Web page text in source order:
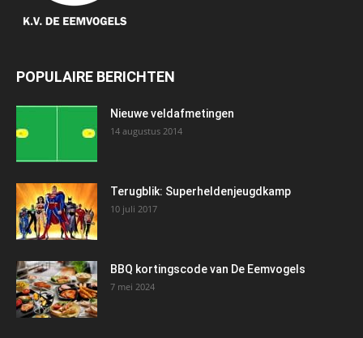
POPULAIRE BERICHTEN
Nieuwe veldafmetingen
14 augustus 2014
Terugblik: Superheldenjeugdkamp
10 juli 2017
BBQ kortingscode van De Eemvogels
7 mei 2024